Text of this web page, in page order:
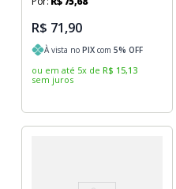
R$ 71,90
À vista noPIX com5% OFF
ou em até 5x de R$ 15,13
sem juros